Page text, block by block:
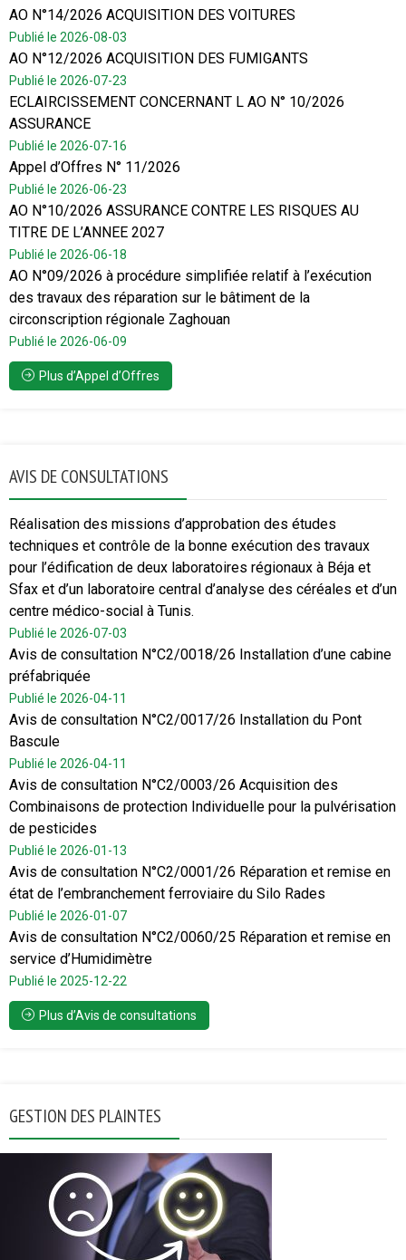
AO N°14/2026 ACQUISITION DES VOITURES
Publié le 2026-08-03
AO N°12/2026 ACQUISITION DES FUMIGANTS
Publié le 2026-07-23
ECLAIRCISSEMENT CONCERNANT L AO N° 10/2026
ASSURANCE
Publié le 2026-07-16
Appel d’Offres N° 11/2026
Publié le 2026-06-23
AO N°10/2026 ASSURANCE CONTRE LES RISQUES AU
TITRE DE L’ANNEE 2027
Publié le 2026-06-18
AO N°09/2026 à procédure simplifiée relatif à l’exécution
des travaux des réparation sur le bâtiment de la
circonscription régionale Zaghouan
Publié le 2026-06-09
Plus d’Appel d’Offres
AVIS DE CONSULTATIONS
Réalisation des missions d’approbation des études
techniques et contrôle de la bonne exécution des travaux
pour l’édification de deux laboratoires régionaux à Béja et
Sfax et d’un laboratoire central d’analyse des céréales et d’un
centre médico-social à Tunis.
Publié le 2026-07-03
Avis de consultation N°C2/0018/26 Installation d’une cabine
préfabriquée
Publié le 2026-04-11
Avis de consultation N°C2/0017/26 Installation du Pont
Bascule
Publié le 2026-04-11
Avis de consultation N°C2/0003/26 Acquisition des
Combinaisons de protection Individuelle pour la pulvérisation
de pesticides
Publié le 2026-01-13
Avis de consultation N°C2/0001/26 Réparation et remise en
état de l’embranchement ferroviaire du Silo Rades
Publié le 2026-01-07
Avis de consultation N°C2/0060/25 Réparation et remise en
service d’Humidimètre
Publié le 2025-12-22
Plus d’Avis de consultations
GESTION DES PLAINTES